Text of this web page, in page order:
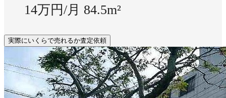
14万円/月 84.5m²
実際にいくらで売れるか査定依頼